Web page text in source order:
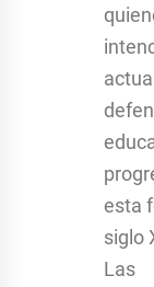
esta
siglo
Las